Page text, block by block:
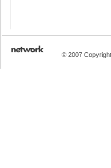
© 2007